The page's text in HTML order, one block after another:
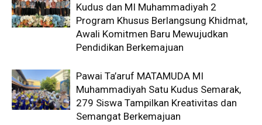
Kudus dan MI Muhammadiyah 2
Program Khusus Berlangsung Khidmat,
Awali Komitmen Baru Mewujudkan
Pendidikan Berkemajuan
Pawai Ta’aruf MATAMUDA MI
Muhammadiyah Satu Kudus Semarak,
279 Siswa Tampilkan Kreativitas dan
Semangat Berkemajuan